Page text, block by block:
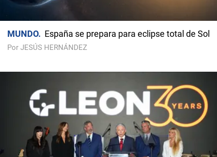
MUNDO España se prepara para eclipse total de Sol
Por JESÚS HERNÁNDEZ